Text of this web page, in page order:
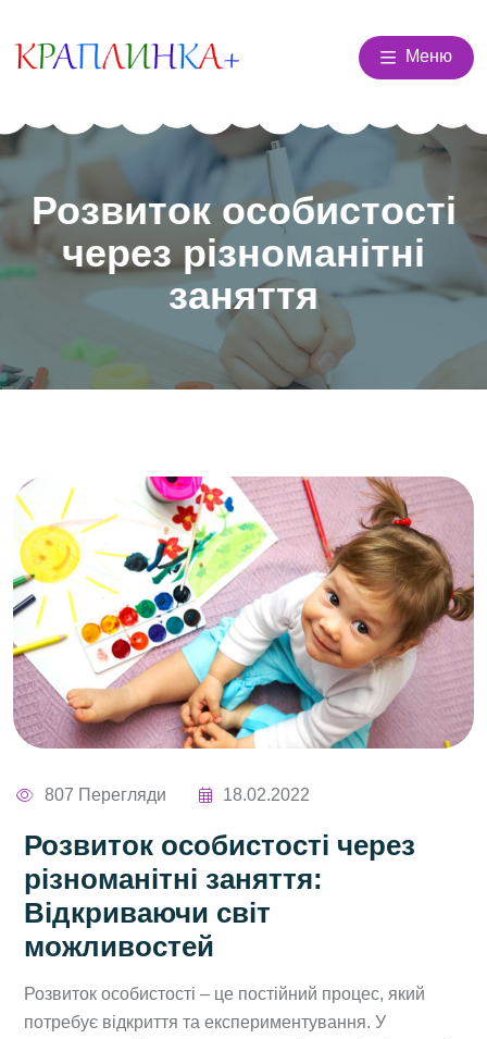
Меню
Розвиток особистості
через різноманітні
заняття
807 Перегляди 18.02.2022
Розвиток особистості через
різноманітні заняття:
Відкриваючи світ
можливостей
Розвиток особистості – це постійний процес, який
потребує відкриття та експериментування. У